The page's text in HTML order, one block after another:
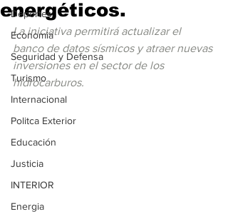
Deportes
Economia
Seguridad y Defensa
Turismo
Internacional
Politca Exterior
Educación
Justicia
INTERIOR
Energia
energéticos.
La iniciativa permitirá actualizar el
banco de datos sísmicos y atraer nuevas
inversiones en el sector de los
hidrocarburos.